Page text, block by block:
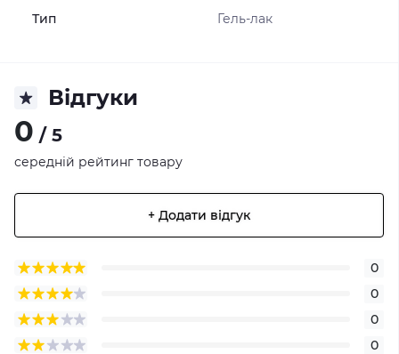
Тип Гель-лак
Відгуки
0 / 5
середній рейтинг товару
+ Додати відгук
0
0
0
0